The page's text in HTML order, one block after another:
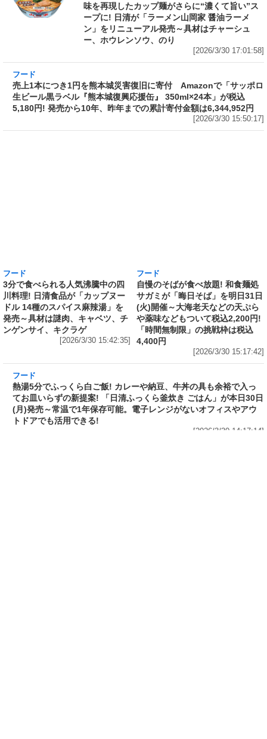
味を再現したカップ麺がさらに“濃くて旨い”ス
ープに! 日清が「ラーメン山岡家 醤油ラーメ
ン」をリニューアル発売～具材はチャーシュ
ー、ホウレンソウ、のり
[2026/3/30 17:01:58]
売上1本につき1円を熊本城災害復旧に寄付
Amazonで「サッポロ生ビール黒ラベル『熊本
城復興応援缶』 350ml×24本」が税込5,180円!
発売から10年、昨年までの累計寄付金額は
6,344,952円
ドル 14種のスパイス麻辣湯」を
発売～具材は謎肉、キャベツ、チ
ンゲンサイ、キクラゲ
[2026/3/30 15:42:35]
(火)開催～大海老天などの天ぷら
や薬味などもついて税込2,200円!
「時間無制限」の挑戦枠は税込
4,400円
[2026/3/30 15:17:42]
フード
熱湯5分でふっくら白ご飯! カレーや納豆、牛丼
の具も余裕で入ってお皿いらずの新提案! 「日清
常温で1年保存可能。電子レンジがないオフィス
やアウトドアでも活用できる!
[2026/3/30 14:17:14]